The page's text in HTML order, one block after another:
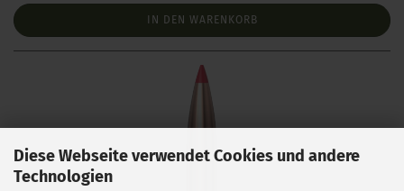
Diese Webseite verwendet Cookies und andere
Technologien
IN DEN WARENKORB